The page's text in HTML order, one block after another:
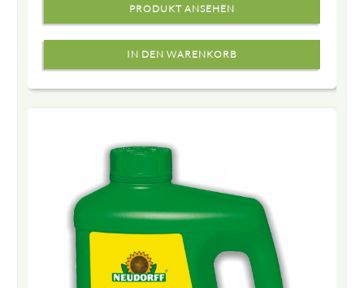
PRODUKT ANSEHEN